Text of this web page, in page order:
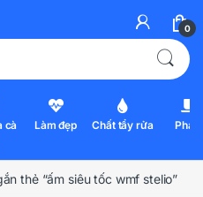
0
cà
Làm đẹp Chất tẩy rửa Pha
thẻ “ấm siêu tốc wmf stelio”